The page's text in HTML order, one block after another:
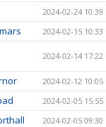
2024-02-24 10:39
2024-02-15 10:33
2024-02-14 17:22
2024-02-12 10:05
2024-02-05 15:55
2024-02-05 09:30